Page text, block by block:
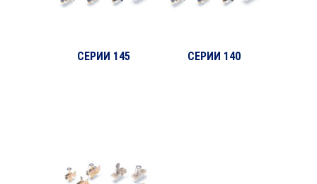
СЕРИИ 145 СЕРИИ 140